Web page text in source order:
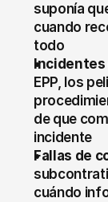
suponía
cuando
todo
Incidentes
EPP, los
de que
incidente
Fallas de
cuándo